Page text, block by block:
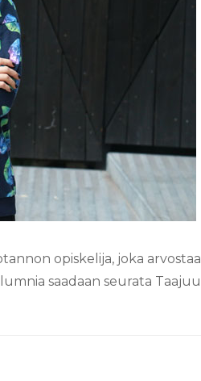
opiskelija, joka
saadaan seurata